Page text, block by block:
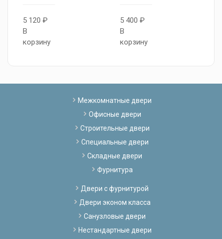
5 120 ₽
В
корзину
5 400 ₽
В
корзину
Межкомнатные двери
Офисные двери
Строительные двери
Специальные двери
Складные двери
Фурнитура
Двери с фурнитурой
Двери эконом класса
Санузловые двери
Нестандартные двери